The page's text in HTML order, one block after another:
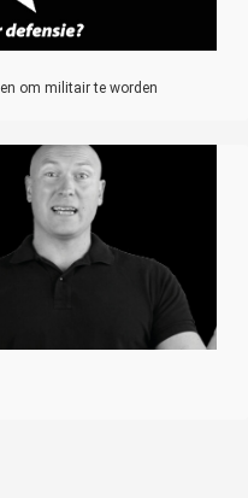
om militair te worden